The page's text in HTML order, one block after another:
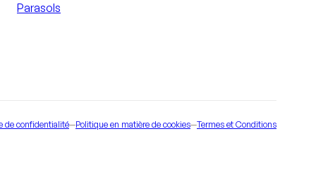
Parasols
de confidentialité—Politique en matière de cookies—Termes et Conditions